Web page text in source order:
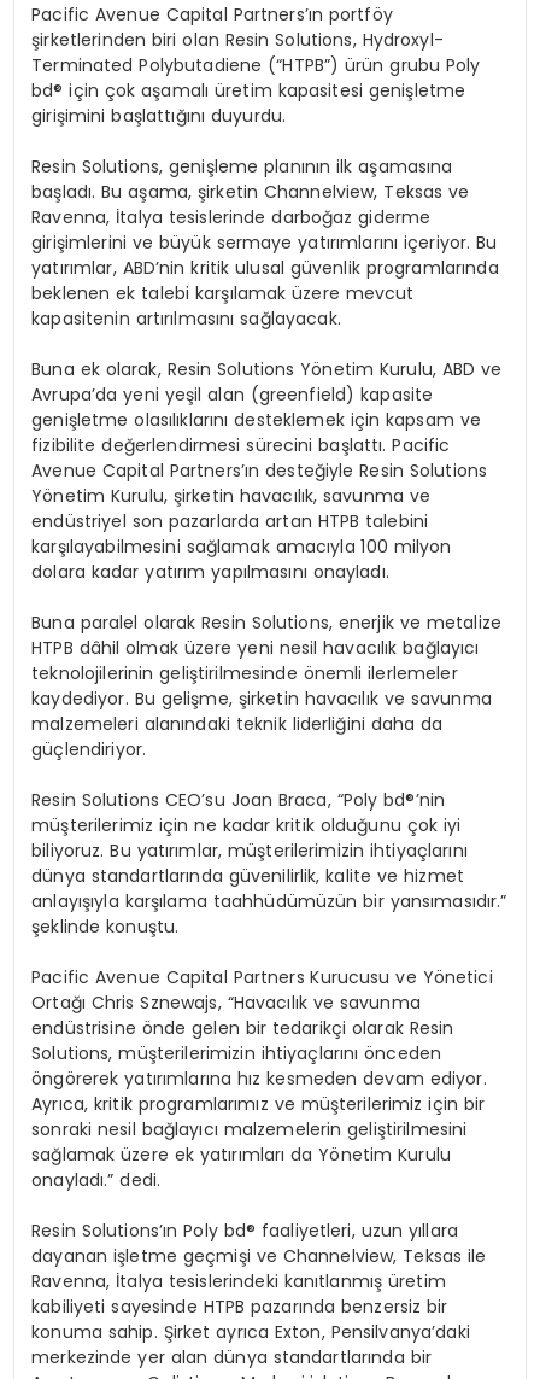
Pacific Avenue Capital Partners’ın portföy
şirketlerinden biri olan Resin Solutions, Hydroxyl-
Terminated Polybutadiene (“HTPB”) ürün grubu Poly
bd® için çok aşamalı üretim kapasitesi genişletme
girişimini başlattığını duyurdu.
Resin Solutions, genişleme planının ilk aşamasına
başladı. Bu aşama, şirketin Channelview, Teksas ve
Ravenna, İtalya tesislerinde darboğaz giderme
girişimlerini ve büyük sermaye yatırımlarını içeriyor. Bu
yatırımlar, ABD’nin kritik ulusal güvenlik programlarında
beklenen ek talebi karşılamak üzere mevcut
kapasitenin artırılmasını sağlayacak.
Buna ek olarak, Resin Solutions Yönetim Kurulu, ABD ve
Avrupa’da yeni yeşil alan (greenfield) kapasite
genişletme olasılıklarını desteklemek için kapsam ve
fizibilite değerlendirmesi sürecini başlattı. Pacific
Avenue Capital Partners’ın desteğiyle Resin Solutions
Yönetim Kurulu, şirketin havacılık, savunma ve
endüstriyel son pazarlarda artan HTPB talebini
karşılayabilmesini sağlamak amacıyla 100 milyon
dolara kadar yatırım yapılmasını onayladı.
Buna paralel olarak Resin Solutions, enerjik ve metalize
HTPB dâhil olmak üzere yeni nesil havacılık bağlayıcı
teknolojilerinin geliştirilmesinde önemli ilerlemeler
kaydediyor. Bu gelişme, şirketin havacılık ve savunma
malzemeleri alanındaki teknik liderliğini daha da
güçlendiriyor.
Resin Solutions CEO’su Joan Braca, “Poly bd®’nin
müşterilerimiz için ne kadar kritik olduğunu çok iyi
biliyoruz. Bu yatırımlar, müşterilerimizin ihtiyaçlarını
dünya standartlarında güvenilirlik, kalite ve hizmet
anlayışıyla karşılama taahhüdümüzün bir yansımasıdır.”
şeklinde konuştu.
Pacific Avenue Capital Partners Kurucusu ve Yönetici
Ortağı Chris Sznewajs, “Havacılık ve savunma
endüstrisine önde gelen bir tedarikçi olarak Resin
Solutions, müşterilerimizin ihtiyaçlarını önceden
öngörerek yatırımlarına hız kesmeden devam ediyor.
Ayrıca, kritik programlarımız ve müşterilerimiz için bir
sonraki nesil bağlayıcı malzemelerin geliştirilmesini
sağlamak üzere ek yatırımları da Yönetim Kurulu
onayladı.” dedi.
Resin Solutions’ın Poly bd® faaliyetleri, uzun yıllara
dayanan işletme geçmişi ve Channelview, Teksas ile
Ravenna, İtalya tesislerindeki kanıtlanmış üretim
kabiliyeti sayesinde HTPB pazarında benzersiz bir
konuma sahip. Şirket ayrıca Exton, Pensilvanya’daki
merkezinde yer alan dünya standartlarında bir